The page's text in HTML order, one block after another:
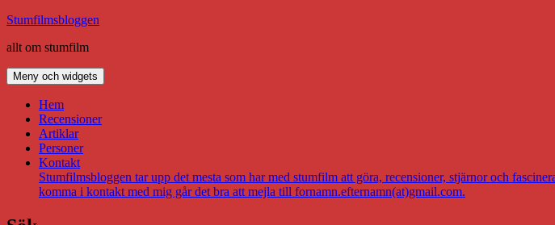
Hoppa
innehåll
Stumfilmsbloggen
allt om stumfilm
Meny och widgets
Hem
Recensioner
Artiklar
Personer
Kontakt
Stumfilmsbloggen tar upp det mesta som har med stumfilm att göra, recensioner, stjärnor och
komma i kontakt med mig går det bra att mejla till fornamn.efternamn(at)gmail.com.